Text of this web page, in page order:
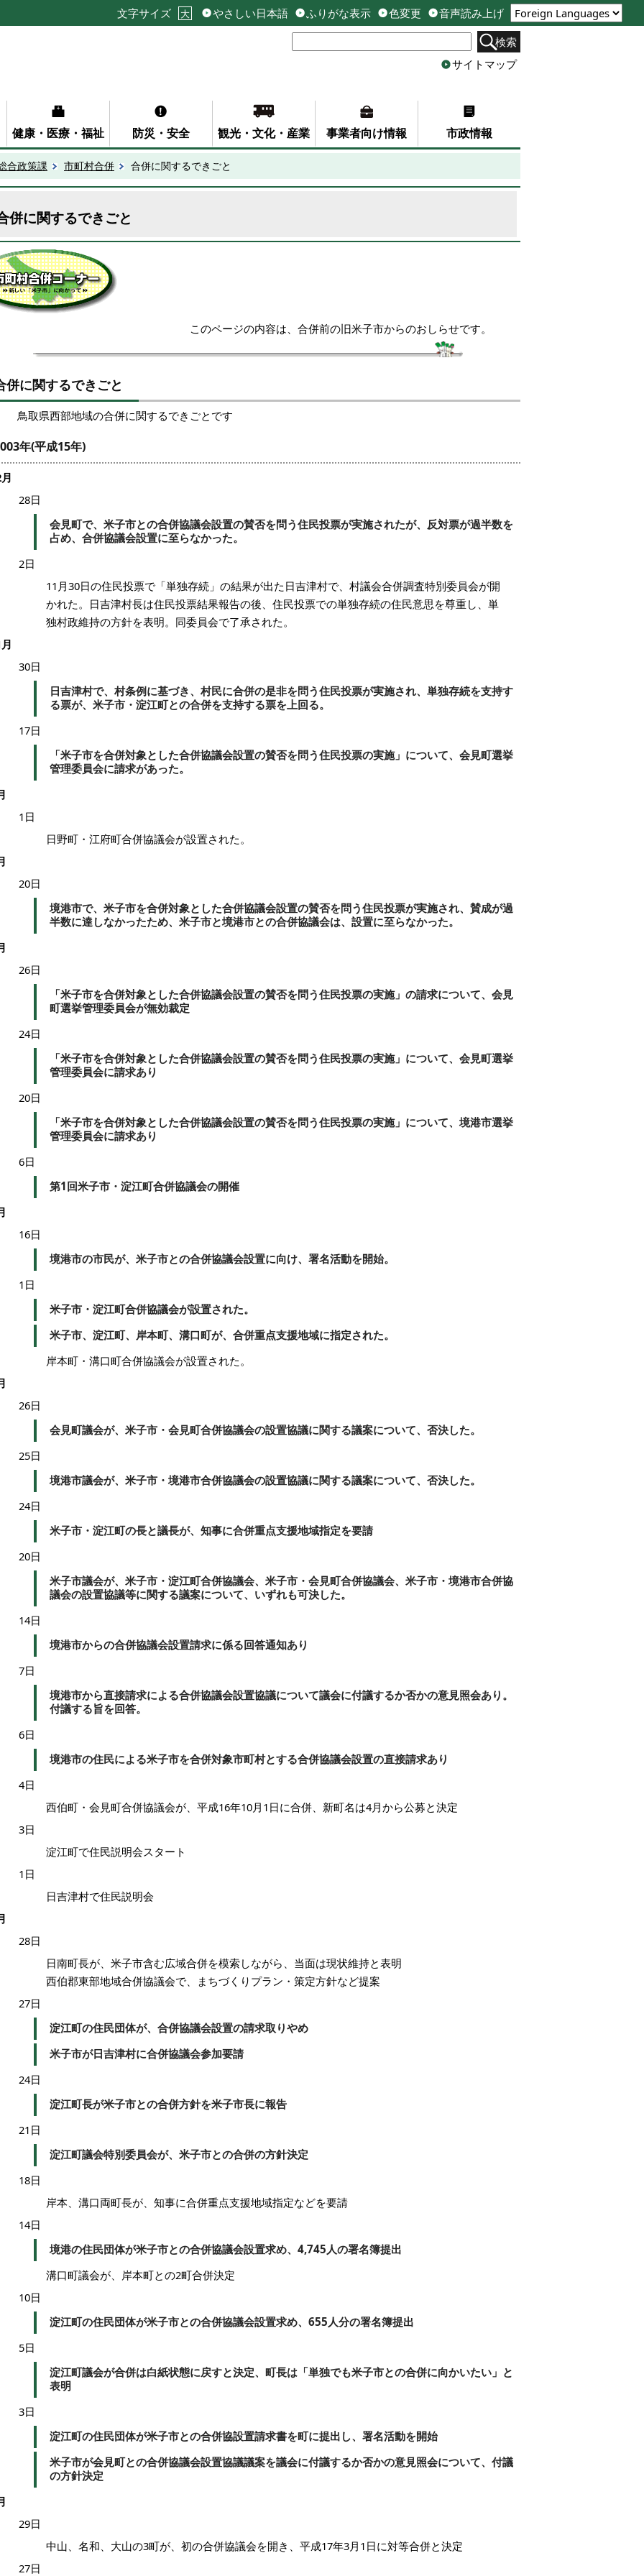
文字サイズ 大 やさしい日本語 ふりがな表示 色変更
音声読み上げ
検索
サイトマップ
健康・医療・福祉 防災・安全 観光・文化・産業 事業者向け情報 市政情報
合政策課 市町村合併 合併に関するできごと
併に関するできごと
このページの内容は、合併前の旧米子市からのおしらせです。
併に関するできごと
鳥取県西部地域の合併に関するできごとです
年(平成15年)
28日
会見町で、米子市との合併協議会設置の賛否を問う住民投票が実施されたが、反対票が過半数を
占め、合併協議会設置に至らなかった。
2日
11月30日の住民投票で「単独存続」の結果が出た日吉津村で、村議会合併調査特別委員会が開
かれた。日吉津村長は住民投票結果報告の後、住民投票での単独存続の住民意思を尊重し、単
独村政維持の方針を表明。同委員会で了承された。
30日
日吉津村で、村条例に基づき、村民に合併の是非を問う住民投票が実施され、単独存続を支持す
る票が、米子市・淀江町との合併を支持する票を上回る。
17日
「米子市を合併対象とした合併協議会設置の賛否を問う住民投票の実施」について、会見町選挙
管理委員会に請求があった。
1日
日野町・江府町合併協議会が設置された。
20日
境港市で、米子市を合併対象とした合併協議会設置の賛否を問う住民投票が実施され、賛成が過
半数に達しなかったため、米子市と境港市との合併協議会は、設置に至らなかった。
26日
「米子市を合併対象とした合併協議会設置の賛否を問う住民投票の実施」の請求について、会見
町選挙管理委員会が無効裁定
24日
「米子市を合併対象とした合併協議会設置の賛否を問う住民投票の実施」について、会見町選挙
管理委員会に請求あり
20日
「米子市を合併対象とした合併協議会設置の賛否を問う住民投票の実施」について、境港市選挙
管理委員会に請求あり
6日
第1回米子市・淀江町合併協議会の開催
16日
境港市の市民が、米子市との合併協議会設置に向け、署名活動を開始。
1日
米子市・淀江町合併協議会が設置された。
米子市、淀江町、岸本町、溝口町が、合併重点支援地域に指定された。
岸本町・溝口町合併協議会が設置された。
26日
会見町議会が、米子市・会見町合併協議会の設置協議に関する議案について、否決した。
25日
境港市議会が、米子市・境港市合併協議会の設置協議に関する議案について、否決した。
24日
米子市・淀江町の長と議長が、知事に合併重点支援地域指定を要請
20日
米子市議会が、米子市・淀江町合併協議会、米子市・会見町合併協議会、米子市・境港市合併協
議会の設置協議等に関する議案について、いずれも可決した。
14日
境港市からの合併協議会設置請求に係る回答通知あり
7日
境港市から直接請求による合併協議会設置協議について議会に付議するか否かの意見照会あり。
付議する旨を回答。
6日
境港市の住民による米子市を合併対象市町村とする合併協議会設置の直接請求あり
4日
西伯町・会見町合併協議会が、平成16年10月1日に合併、新町名は4月から公募と決定
3日
淀江町で住民説明会スタート
1日
日吉津村で住民説明会
28日
日南町長が、米子市含む広域合併を模索しながら、当面は現状維持と表明
西伯郡東部地域合併協議会で、まちづくりプラン・策定方針など提案
27日
淀江町の住民団体が、合併協議会設置の請求取りやめ
米子市が日吉津村に合併協議会参加要請
24日
淀江町長が米子市との合併方針を米子市長に報告
21日
淀江町議会特別委員会が、米子市との合併の方針決定
18日
岸本、溝口両町長が、知事に合併重点支援地域指定などを要請
14日
境港の住民団体が米子市との合併協議会設置求め、4,745人の署名簿提出
溝口町議会が、岸本町との2町合併決定
10日
淀江町の住民団体が米子市との合併協議会設置求め、655人分の署名簿提出
5日
淀江町議会が合併は白紙状態に戻すと決定、町長は「単独でも米子市との合併に向かいたい」と
表明
3日
淀江町の住民団体が米子市との合併協設置請求書を町に提出し、署名活動を開始
米子市が会見町との合併協議会設置協議議案を議会に付議するか否かの意見照会について、付議
の方針決定
29日
中山、名和、大山の3町が、初の合併協議会を開き、平成17年3月1日に対等合併と決定
27日